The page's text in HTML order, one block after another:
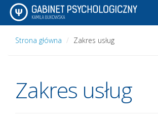
Strona główna
Zakres usług
Zakres usług